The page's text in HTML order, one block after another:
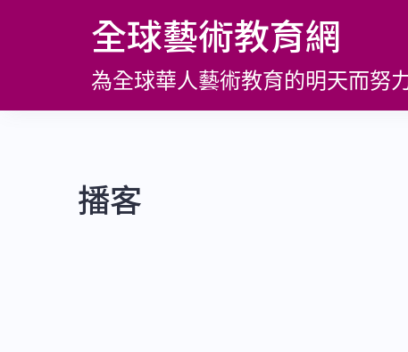
全球藝術教育網
為全球華人藝術教育的明天而努
播客